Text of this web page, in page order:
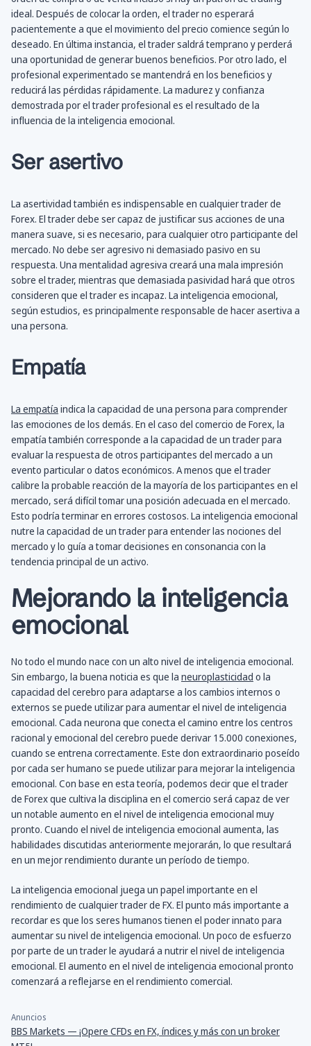
ideal. Después de colocar la orden, el trader no esperará
pacientemente a que el movimiento del precio comience según lo
deseado. En última instancia, el trader saldrá temprano y perderá
una oportunidad de generar buenos beneficios. Por otro lado, el
profesional experimentado se mantendrá en los beneficios y
reducirá las pérdidas rápidamente. La madurez y confianza
demostrada por el trader profesional es el resultado de la
influencia de la inteligencia emocional.
Ser asertivo
La asertividad también es indispensable en cualquier trader de
Forex. El trader debe ser capaz de justificar sus acciones de una
manera suave, si es necesario, para cualquier otro participante del
mercado. No debe ser agresivo ni demasiado pasivo en su
respuesta. Una mentalidad agresiva creará una mala impresión
sobre el trader, mientras que demasiada pasividad hará que otros
consideren que el trader es incapaz. La inteligencia emocional,
según estudios, es principalmente responsable de hacer asertiva a
una persona.
Empatía
La empatía indica la capacidad de una persona para comprender
las emociones de los demás. En el caso del comercio de Forex, la
empatía también corresponde a la capacidad de un trader para
evaluar la respuesta de otros participantes del mercado a un
evento particular o datos económicos. A menos que el trader
calibre la probable reacción de la mayoría de los participantes en el
mercado, será difícil tomar una posición adecuada en el mercado.
Esto podría terminar en errores costosos. La inteligencia emocional
nutre la capacidad de un trader para entender las nociones del
mercado y lo guía a tomar decisiones en consonancia con la
tendencia principal de un activo.
Mejorando la inteligencia
emocional
No todo el mundo nace con un alto nivel de inteligencia emocional.
Sin embargo, la buena noticia es que la neuroplasticidad o la
capacidad del cerebro para adaptarse a los cambios internos o
externos se puede utilizar para aumentar el nivel de inteligencia
emocional. Cada neurona que conecta el camino entre los centros
racional y emocional del cerebro puede derivar 15.000 conexiones,
cuando se entrena correctamente. Este don extraordinario poseído
por cada ser humano se puede utilizar para mejorar la inteligencia
emocional. Con base en esta teoría, podemos decir que el trader
de Forex que cultiva la disciplina en el comercio será capaz de ver
un notable aumento en el nivel de inteligencia emocional muy
pronto. Cuando el nivel de inteligencia emocional aumenta, las
habilidades discutidas anteriormente mejorarán, lo que resultará
en un mejor rendimiento durante un período de tiempo.
La inteligencia emocional juega un papel importante en el
rendimiento de cualquier trader de FX. El punto más importante a
recordar es que los seres humanos tienen el poder innato para
aumentar su nivel de inteligencia emocional. Un poco de esfuerzo
por parte de un trader le ayudará a nutrir el nivel de inteligencia
emocional. El aumento en el nivel de inteligencia emocional pronto
comenzará a reflejarse en el rendimiento comercial.
Anuncios
BBS Markets — ¡Opere CFDs en FX, índices y más con un broker